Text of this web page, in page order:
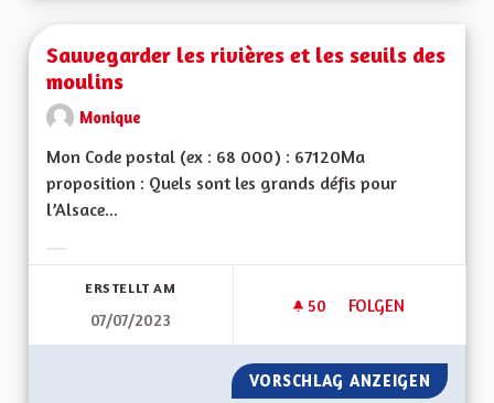
Sauvegarder les rivières et les seuils des
moulins
Monique
Mon Code postal (ex : 68 000) : 67120Ma
proposition : Quels sont les grands défis pour
l’Alsace...
ERSTELLT AM
07/07/2023
50 50 FOLLOWER
FOLGEN
SAUVEGARDER
VORSCHLAG ANZEIGEN